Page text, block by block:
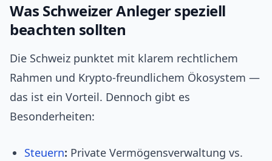
Was Schweizer Anleger speziell
beachten sollten
Die Schweiz punktet mit klarem rechtlichem
Rahmen und Krypto-freundlichem Ökosystem —
das ist ein Vorteil. Dennoch gibt es
Besonderheiten:
Steuern: Private Vermögensverwaltung vs.